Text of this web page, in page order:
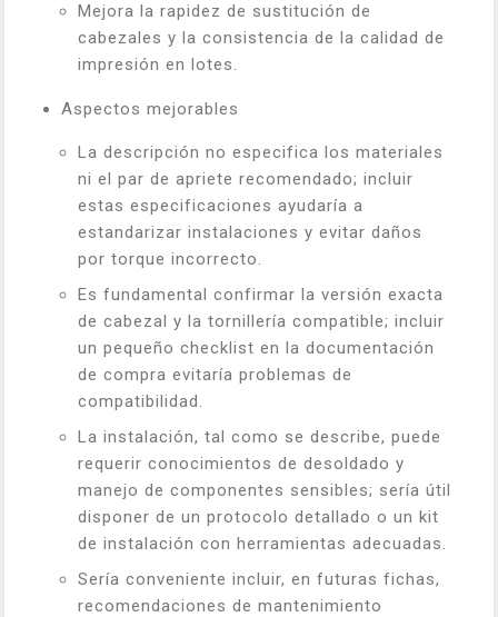
Mejora la rapidez de sustitución de
cabezales y la consistencia de la calidad de
impresión en lotes.
Aspectos mejorables
La descripción no especifica los materiales
ni el par de apriete recomendado; incluir
estas especificaciones ayudaría a
estandarizar instalaciones y evitar daños
por torque incorrecto.
Es fundamental confirmar la versión exacta
de cabezal y la tornillería compatible; incluir
un pequeño checklist en la documentación
de compra evitaría problemas de
compatibilidad.
La instalación, tal como se describe, puede
requerir conocimientos de desoldado y
manejo de componentes sensibles; sería útil
disponer de un protocolo detallado o un kit
de instalación con herramientas adecuadas.
Sería conveniente incluir, en futuras fichas,
recomendaciones de mantenimiento